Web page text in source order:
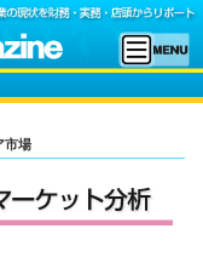
市場